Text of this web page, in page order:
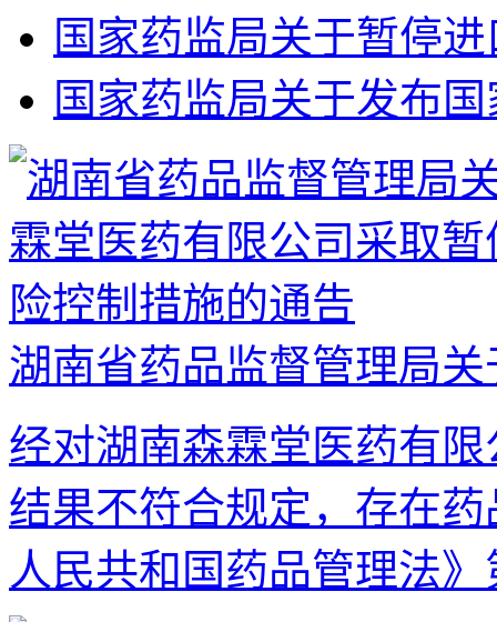
国家药监局关于暂停
国家药监局关于发布
湖南省药品监督管理局关
经对湖南森霖堂医药有
结果不符合规定，存在
人民共和国药品管理法》